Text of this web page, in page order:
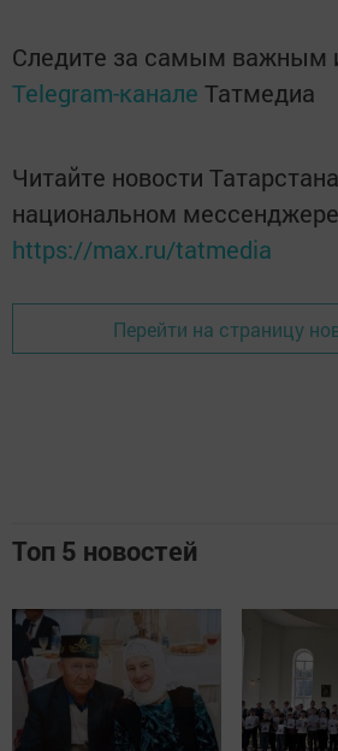
Следите за самым важным
Telegram-канале Татмедиа
Читайте новости
национальном
https://max.ru/tatmedia
Перейти на страницу
Топ 5 новостей